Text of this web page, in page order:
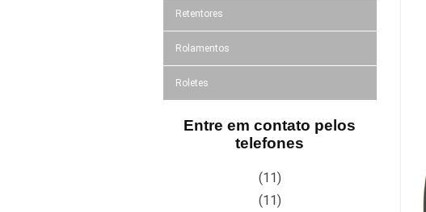
Retentores
Rolamentos
Roletes
Entre em contato pelos
telefones
(11)
(11)